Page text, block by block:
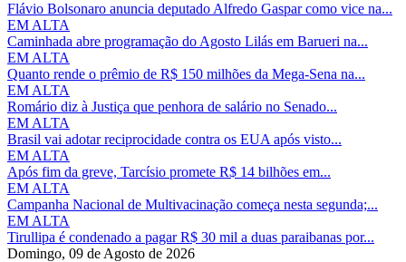
Flávio Bolsonaro anuncia deputado Alfredo Gaspar como vice na...
EM ALTA
Caminhada abre programação do Agosto Lilás em Barueri na...
EM ALTA
Quanto rende o prêmio de R$ 150 milhões da Mega-Sena na...
EM ALTA
Romário diz à Justiça que penhora de salário no Senado...
EM ALTA
Brasil vai adotar reciprocidade contra os EUA após visto...
EM ALTA
Após fim da greve, Tarcísio promete R$ 14 bilhões em...
EM ALTA
Campanha Nacional de Multivacinação começa nesta segunda;...
EM ALTA
Tirullipa é condenado a pagar R$ 30 mil a duas paraibanas por...
Domingo, 09 de Agosto de 2026